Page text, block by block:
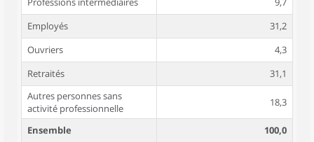
Employés
31,2
Ouvriers
4,3
Retraités
31,1
Autres personnes sans
activité professionnelle
18,3
Ensemble
100,0